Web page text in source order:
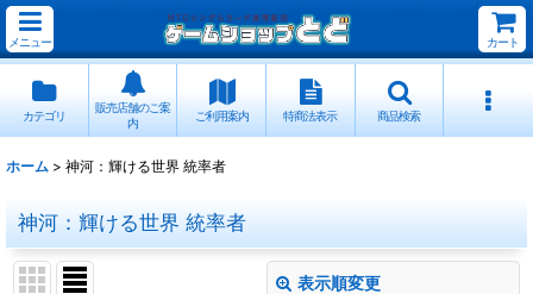
メニュー カート
カテゴリ
販売店舗のご案
内
ご利用案内 特商法表示 商品検索
ホーム > 神河：輝ける世界 統率者
神河：輝ける世界 統率者
表示順変更